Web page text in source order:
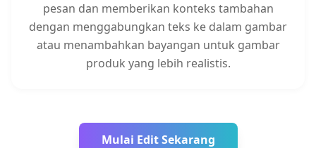
pesan dan memberikan konteks tambahan
dengan menggabungkan teks ke dalam gambar
atau menambahkan bayangan untuk gambar
produk yang lebih realistis.
Mulai Edit Sekarang